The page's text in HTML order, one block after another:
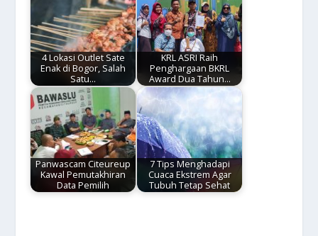
4 Lokasi Outlet Sate
Enak di Bogor, Salah
Satu…
KRL ASRI Raih
Penghargaan BKRL
Award Dua Tahun…
Panwascam Citeureup
Kawal Pemutakhiran
Data Pemilih
7 Tips Menghadapi
Cuaca Ekstrem Agar
Tubuh Tetap Sehat